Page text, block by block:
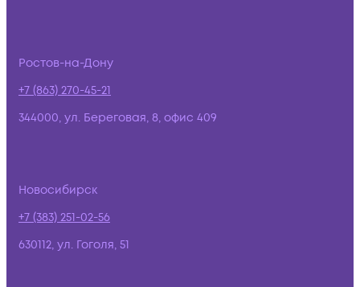
Ростов-на-Дону
+7 (863) 270-45-21
344000, ул. Береговая, 8, офис 409
Новосибирск
+7 (383) 251-02-56
630112, ул. Гоголя, 51